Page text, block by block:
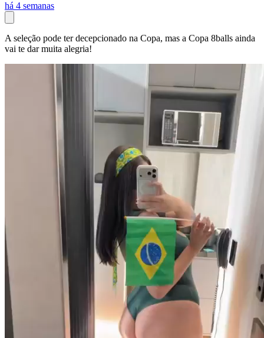
há 4 semanas
A seleção pode ter decepcionado na Copa, mas a Copa 8balls ainda
vai te dar muita alegria!